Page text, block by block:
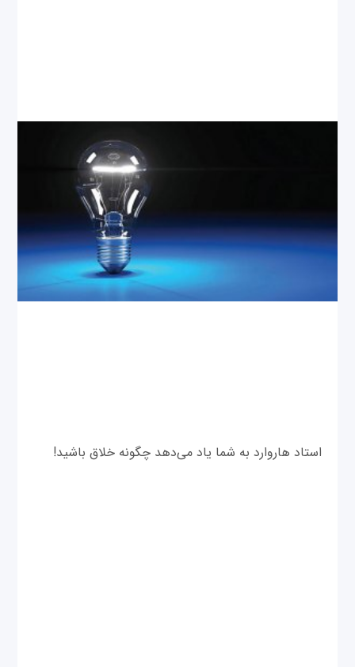
استاد هاروارد به شما یاد می‌دهد چگونه خلاق باشید!